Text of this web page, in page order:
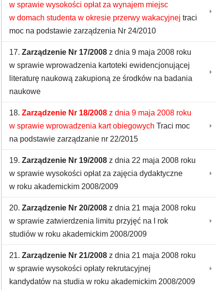
w sprawie wysokości opłat za wynajem miejsc
w domach studenta w okresie przerwy wakacyjnej traci
moc na podstawie zarządzenia Nr 24/2010
17. Zarządzenie Nr 17/2008 z dnia 9 maja 2008 roku
w sprawie wprowadzenia kartoteki ewidencjonującej
literaturę naukową zakupioną ze środków na badania
naukowe
18. Zarządzenie Nr 18/2008 z dnia 9 maja 2008 roku
w sprawie wprowadzenia kart obiegowych Traci moc
na podstawie zarządzanie nr 22/2015
19. Zarządzenie Nr 19/2008 z dnia 22 maja 2008 roku
w sprawie wysokości opłat za zajęcia dydaktyczne
w roku akademickim 2008/2009
20. Zarządzenie Nr 20/2008 z dnia 21 maja 2008 roku
w sprawie zatwierdzenia limitu przyjęć na I rok
studiów w roku akademickim 2008/2009
21. Zarządzenie Nr 21/2008 z dnia 21 maja 2008 roku
w sprawie wysokości opłaty rekrutacyjnej
kandydatów na studia w roku akademickim 2008/2009